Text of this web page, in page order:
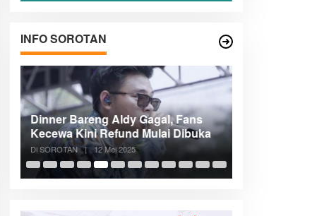
INFO SOROTAN
Dinner Bareng Aldy Gagal, Fans
Kecewa Kini Refund Mulai Dibuka
Di SOROTAN | 12 Mei 2025